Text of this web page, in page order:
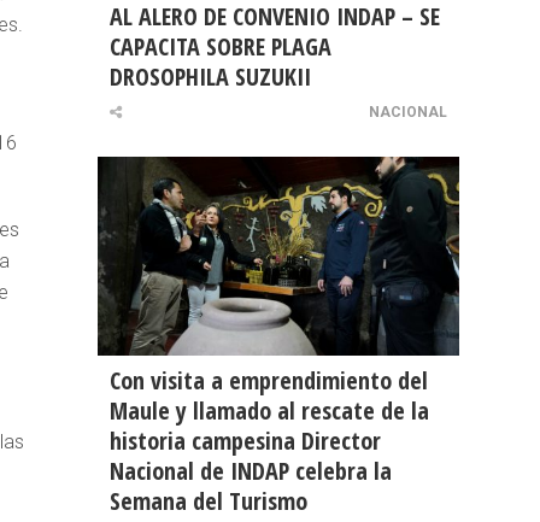
AL ALERO DE CONVENIO INDAP – SE
CAPACITA SOBRE PLAGA
DROSOPHILA SUZUKII
NACIONAL
Con visita a emprendimiento del
Maule y llamado al rescate de la
historia campesina Director
Nacional de INDAP celebra la
Semana del Turismo